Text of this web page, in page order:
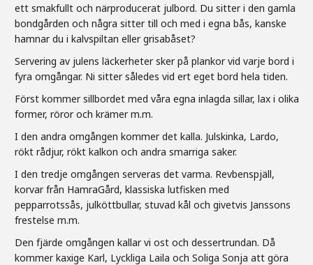
ett smakfullt och närproducerat julbord. Du sitter i den gamla
bondgården och några sitter till och med i egna bås, kanske
hamnar du i kalvspiltan eller grisabåset?
Servering av julens läckerheter sker på plankor vid varje bord i
fyra omgångar. Ni sitter således vid ert eget bord hela tiden.
Först kommer sillbordet med våra egna inlagda sillar, lax i olika
former, röror och krämer m.m.
I den andra omgången kommer det kalla. Julskinka, Lardo,
rökt rådjur, rökt kalkon och andra smarriga saker.
I den tredje omgången serveras det varma. Revbenspjäll,
korvar från HamraGård, klassiska lutfisken med
pepparrotssås, julköttbullar, stuvad kål och givetvis Janssons
frestelse m.m.
Den fjärde omgången kallar vi ost och dessertrundan. Då
kommer kaxige Karl, Lyckliga Laila och Soliga Sonja att göra